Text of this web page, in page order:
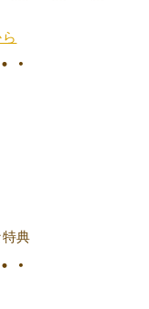
典